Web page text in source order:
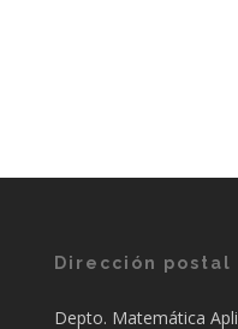
Dirección postal
Depto. Matemática